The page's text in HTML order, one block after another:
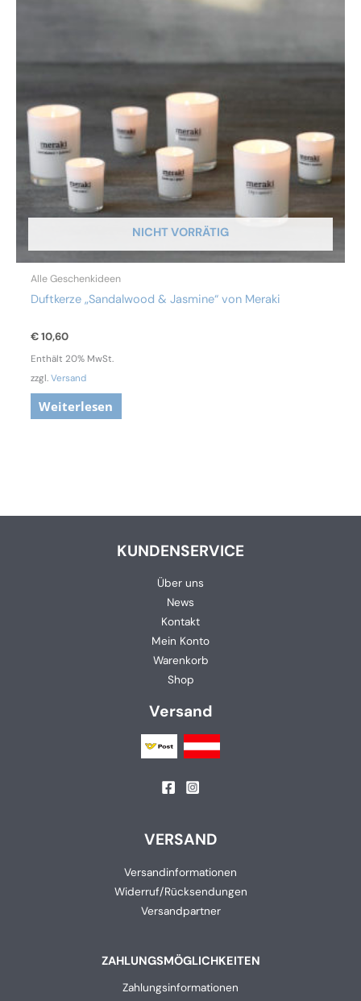
NICHT VORRÄTIG
Alle Geschenkideen
Duftkerze „Sandalwood & Jasmine“ von Meraki
€10,60
Enthält 20% MwSt.
zzgl.Versand
Weiterlesen
KUNDENSERVICE
Über uns
News
Kontakt
Mein Konto
Warenkorb
Shop
Versand
VERSAND
Versandinformationen
Widerruf/Rücksendungen
Versandpartner
ZAHLUNGSMÖGLICHKEITEN
Zahlungsinformationen